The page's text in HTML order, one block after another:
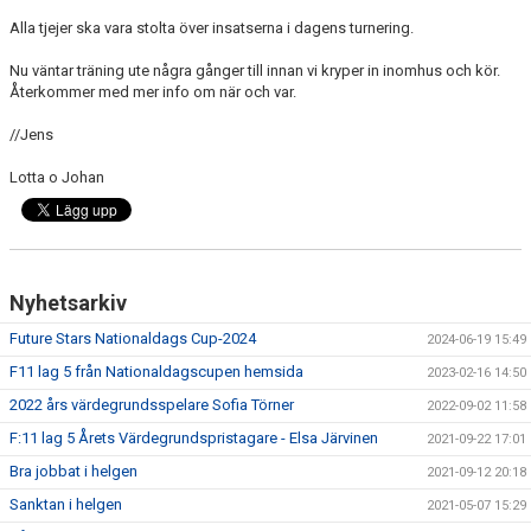
Alla tjejer ska vara stolta över insatserna i dagens turnering.
Nu väntar träning ute några gånger till innan vi kryper in inomhus och kör.
Återkommer med mer info om när och var.
//Jens
Lotta o Johan
Nyhetsarkiv
Future Stars Nationaldags Cup-2024 2024-06-19 15:49
F11 lag 5 från Nationaldagscupen hemsida 2023-02-16 14:50
2022 års värdegrundsspelare Sofia Törner 2022-09-02 11:58
F:11 lag 5 Årets Värdegrundspristagare - Elsa Järvinen 2021-09-22 17:01
Bra jobbat i helgen 2021-09-12 20:18
Sanktan i helgen 2021-05-07 15:29